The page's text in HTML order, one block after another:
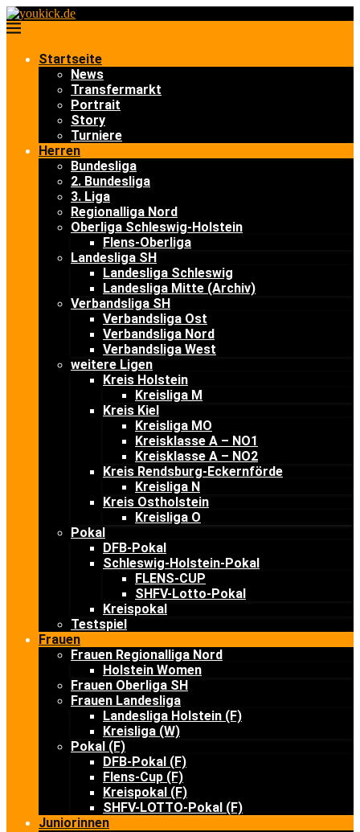
Startseite
News
Transfermarkt
Portrait
Story
Turniere
Herren
Bundesliga
2. Bundesliga
3. Liga
Regionalliga Nord
Oberliga Schleswig-Holstein
Flens-Oberliga
Landesliga SH
Landesliga Schleswig
Landesliga Mitte (Archiv)
Verbandsliga SH
Verbandsliga Ost
Verbandsliga Nord
Verbandsliga West
weitere Ligen
Kreis Holstein
Kreisliga M
Kreis Kiel
Kreisliga MO
Kreisklasse A – NO1
Kreisklasse A – NO2
Kreis Rendsburg-Eckernförde
Kreisliga N
Kreis Ostholstein
Kreisliga O
Pokal
DFB-Pokal
Schleswig-Holstein-Pokal
FLENS-CUP
SHFV-Lotto-Pokal
Kreispokal
Testspiel
Frauen
Frauen Regionalliga Nord
Holstein Women
Frauen Oberliga SH
Frauen Landesliga
Landesliga Holstein (F)
Kreisliga (W)
Pokal (F)
DFB-Pokal (F)
Flens-Cup (F)
Kreispokal (F)
SHFV-LOTTO-Pokal (F)
Juniorinnen